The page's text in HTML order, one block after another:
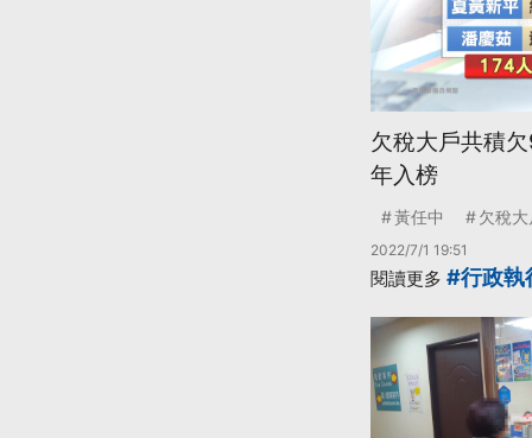
欠稅大戶共積
年入榜
黃任中 欠稅大
2022/7/1 19:51
閱讀更多 #行政執